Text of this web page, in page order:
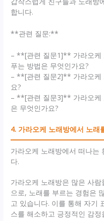
합니다.
**관련 질문:**
– **[관련 질문1]** 가라오케
푸는 방법은 무엇인가요?
– **[관련 질문2]** 가라오케
요?
– **[관련 질문3]** 가라오케
은 무엇인가요?
4. 가라오케 노래방에서 노래
가라오케 노래방에서 떠나는
다.
가라오케 노래방은 많은 사
으로, 노래를 부르는 경험은
고 있습니다. 이를 통해 자기
스를 해소하고 긍정적인 감